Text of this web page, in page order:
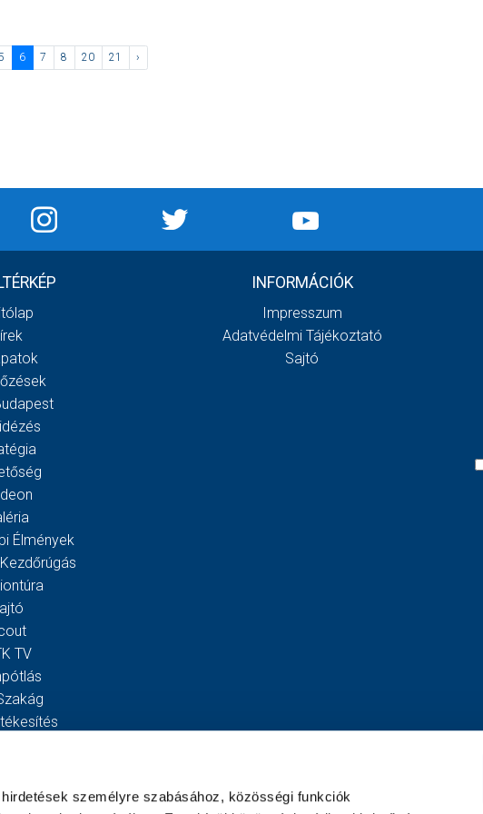
személyre szabásához, közösségi funkciók
6 7 8 20 21 ›
Élmények
TV
INFORMÁCIÓK
Impresszum
Adatvédelmi Tájékoztató
Sajtó